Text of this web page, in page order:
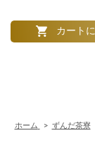
ホーム > ずんだ茶寮